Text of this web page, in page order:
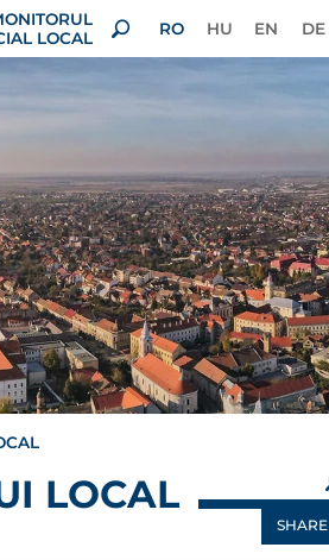
LOCAL
RO HU EN DE
LOCAL
SHARE